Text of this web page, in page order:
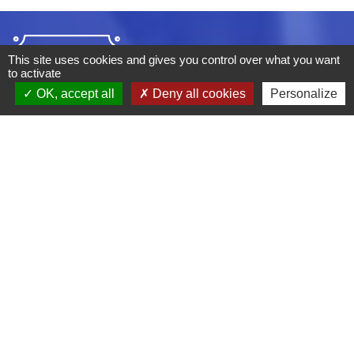
This site uses cookies and gives you control over what you want
to activate
OK, accept all
Deny all cookies Personalize